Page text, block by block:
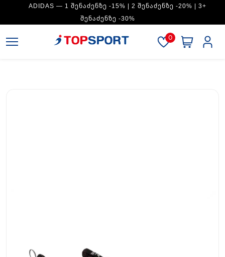
ADIDAS — 1 ᲨᲔᲜᲐᲫᲔᲜᲖᲔ -15% | 2 ᲨᲔᲜᲐᲫᲔᲜᲖᲔ -20% | 3+
ᲨᲔᲜᲐᲫᲔᲜᲖᲔ -30%
0